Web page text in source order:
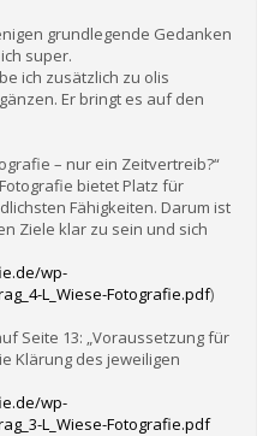
grundlegende Gedanken
super.
ich zusätzlich zu olis
Er bringt es auf den
– nur ein Zeitvertreib?“
bietet Platz für
Fähigkeiten. Darum ist
Ziele klar zu sein und sich
wp-
L_Wiese-Fotografie.pdf)
Seite 13: „Voraussetzung für
Klärung des jeweiligen
wp-
L_Wiese-Fotografie.pdf